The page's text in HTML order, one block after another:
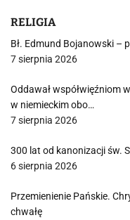
RELIGIA
Bł. Edmund Bojanowski –
7 sierpnia 2026
Oddawał współwięźniom
w niemieckim obo…
7 sierpnia 2026
300 lat od kanonizacji św.
6 sierpnia 2026
Przemienienie Pańskie.
chwałę